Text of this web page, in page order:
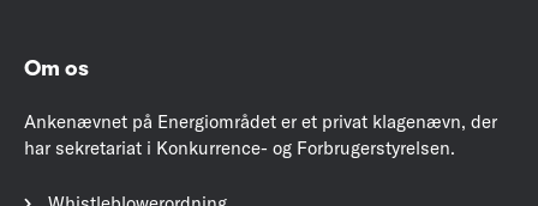
Om os
Ankenævnet på Energiområdet er et privat klagenævn, der
har sekretariat i Konkurrence- og Forbrugerstyrelsen.